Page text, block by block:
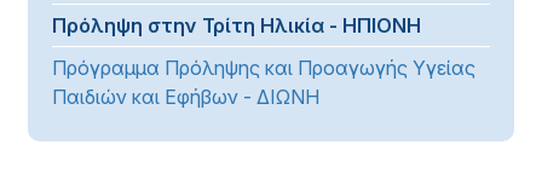
Πρόληψη στην Τρίτη Ηλικία - ΗΠΙΟΝΗ
Πρόγραμμα Πρόληψης και Προαγωγής Υγείας
Παιδιών και Εφήβων - ΔΙΩΝΗ